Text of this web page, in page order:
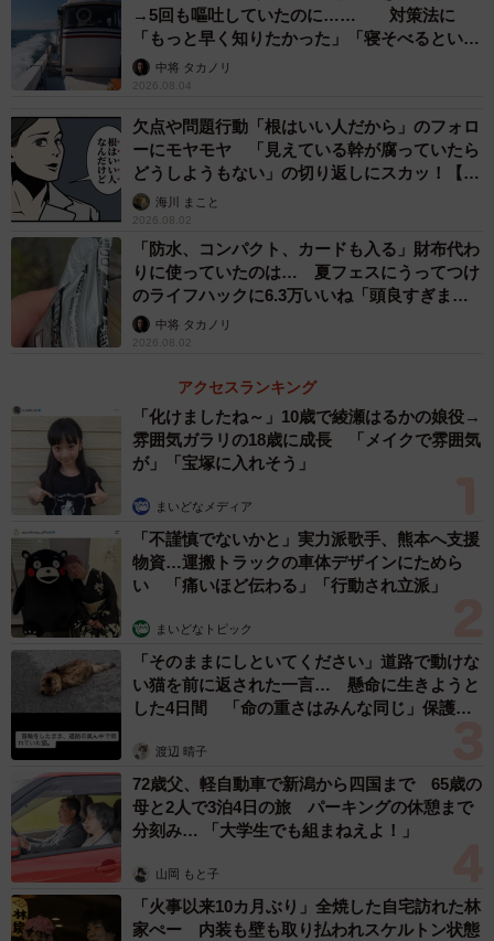
→5回も嘔吐していたのに…… 対策法に
「もっと早く知りたかった」「寝そべるといい
らしい」
中将 タカノリ
2026.08.04
欠点や問題行動「根はいい人だから」のフォロ
ーにモヤモヤ 「見えている幹が腐っていたら
どうしようもない」の切り返しにスカッ！【漫
画】海川 まこと
2026.08.02
「防水、コンパクト、カードも入る」財布代わ
りに使っていたのは… 夏フェスにうってつけ
のライフハックに6.3万いいね「頭良すぎま
す」中将 タカノリ
2026.08.02
アクセスランキング
「化けましたね～」10歳で綾瀬はるかの娘役→
雰囲気ガラリの18歳に成長 「メイクで雰囲気
が」「宝塚に入れそう」
まいどなメディア
「不謹慎でないかと」実力派歌手、熊本へ支援
物資…運搬トラックの車体デザインにためら
い 「痛いほど伝わる」「行動され立派」
まいどなトピック
「そのままにしといてください」道路で動けな
い猫を前に返された一言… 懸命に生きようと
した4日間 「命の重さはみんな同じ」保護団
渡辺 晴子
72歳父、軽自動車で新潟から四国まで 65歳の
母と2人で3泊4日の旅 パーキングの休憩まで
分刻み… 「大学生でも組まねえよ！」
山岡 もと子
「火事以来10カ月ぶり」全焼した自宅訪れた林
家ぺー 内装も壁も取り払われスケルトン状態